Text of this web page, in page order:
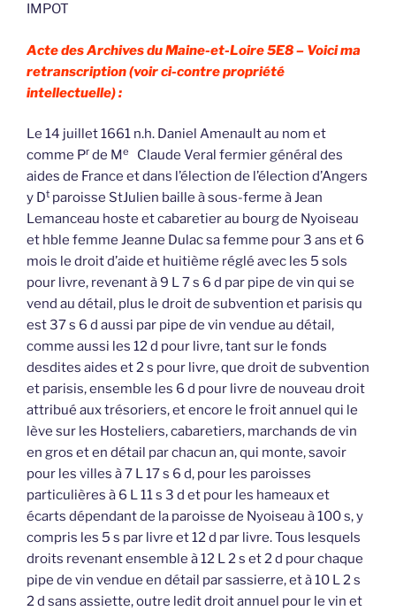
IMPOT
Acte des Archives du Maine-et-Loire 5E8 – Voici ma
retranscription (voir ci-contre propriété
intellectuelle) :
Le 14 juillet 1661 n.h. Daniel Amenault au nom et
comme Pr de Me
Claude Veral fermier général des
aides de France et dans l’élection de l’élection d’Angers
y Dt paroisse StJulien baille à sous-ferme à Jean
Lemanceau hoste et cabaretier au bourg de Nyoiseau
et hble femme Jeanne Dulac sa femme pour 3 ans et 6
mois le droit d’aide et huitième réglé avec les 5 sols
pour livre, revenant à 9 L 7 s 6 d par pipe de vin qui se
vend au détail, plus le droit de subvention et parisis qu
est 37 s 6 d aussi par pipe de vin vendue au détail,
comme aussi les 12 d pour livre, tant sur le fonds
desdites aides et 2 s pour livre, que droit de subvention
et parisis, ensemble les 6 d pour livre de nouveau droit
attribué aux trésoriers, et encore le froit annuel qui le
lève sur les Hosteliers, cabaretiers, marchands de vin
en gros et en détail par chacun an, qui monte, savoir
pour les villes à 7 L 17 s 6 d, pour les paroisses
particulières à 6 L 11 s 3 d et pour les hameaux et
écarts dépendant de la paroisse de Nyoiseau à 100 s, y
compris les 5 s par livre et 12 d par livre. Tous lesquels
droits revenant ensemble à 12 L 2 s et 2 d pour chaque
pipe de vin vendue en détail par sassierre, et à 10 L 2 s
2 d sans assiette, outre ledit droit annuel pour le vin et